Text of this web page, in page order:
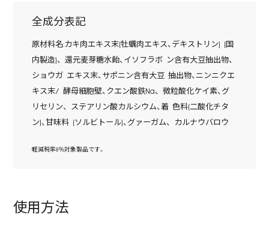
全成分表記
原材料名:カキ肉エキス末(牡蠣肉エキス、デキストリン) (国
内製造)、 還元麦芽糖水飴、イソフラボ ン含有大豆抽出物、
ショウガ エキス末、サポニン含有大豆 抽出物、ニンニクエ
キス末/ 酵母細胞壁、クエン酸鉄Na、 微粒酸化ケイ素、グ
リセリン、 ステアリン酸カルシウム、着 色料(二酸化チタ
ン)、甘味料 (ソルビトール)、グァーガム、 カルナウバロウ
軽減税率8％対象製品です。
使用方法